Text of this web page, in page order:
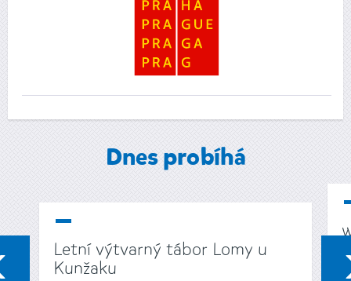
Dnes probíhá
Letní výtvarný tábor Lomy u
Kunžaku
PŘEDCHOZÍ